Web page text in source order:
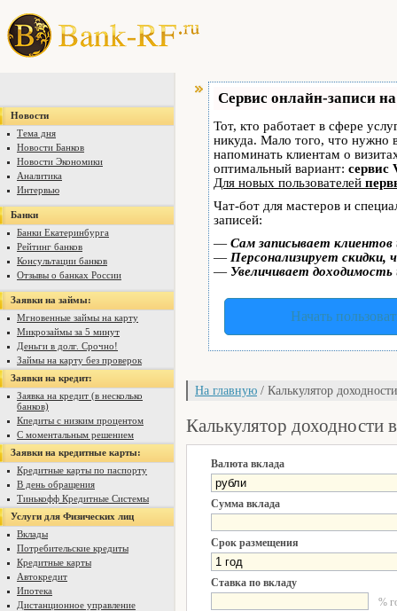
Новости
Тема дня
Новости Банков
Новости Экономики
Аналитика
Интервью
Банки
Банки Екатеринбурга
Рейтинг банков
Консультации банков
Отзывы о банках России
Заявки на займы:
Мгновенные займы на карту
Микрозаймы за 5 минут
Деньги в долг. Срочно!
Займы на карту без проверок
Заявки на кредит:
Заявка на кредит (в несколько
банков)
Кпедиты с низким процентом
С моментальным решением
Заявки на кредитные карты:
Кредитные карты по паспорту
В день обращения
Тинькофф Кредитные Системы
Услуги для Физических лиц
Вклады
Потребительские кредиты
Кредитные карты
Автокредит
Ипотека
Дистанционное управление
Сервис онлайн-записи
Тот, кто работает в сфере
никуда. Мало того, что нужно
напоминать клиентам о
оптимальный вариант: сервис
Для новых пользователей
Чат-бот для мастеров и
записей:
— Сам записывает
— Персонализирует скидки,
— Увеличивает
Начать
На главную / Калькулятор
Калькулятор доходности
Валюта вклада
Сумма вклада
Срок размещения
Ставка по вкладу
%